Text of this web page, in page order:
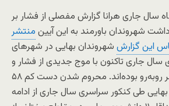
۲۸ آبان ماه سال جاری هرانا گزارش مفصلی از فشار بر
شهروندان باورمند به این آیین منتشر
این گزارش شهروندان بهایی در شهرهای
سال جاری تاکنون با موج جدیدی از فشار و
نقض آشکار حقوق بشر روبه‌رو بوده‌اند. محروم شدن دست کم ۵۸
طی کنکور سراسری سال جاری از ادامه